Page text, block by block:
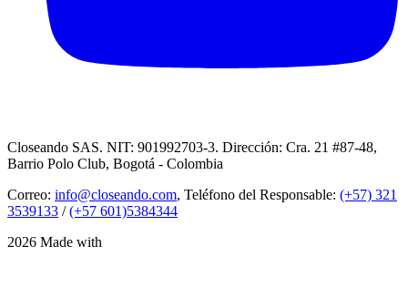
Closeando SAS. NIT: 901992703-3. Dirección: Cra. 21 #87-48,
Barrio Polo Club, Bogotá - Colombia
Correo: info@closeando.com, Teléfono del Responsable: (+57) 321
3539133 /(+57 601)5384344
2026 Made with